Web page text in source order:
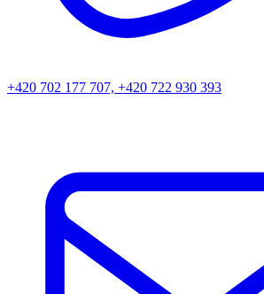
+420 702 177 707, +420 722 930 393